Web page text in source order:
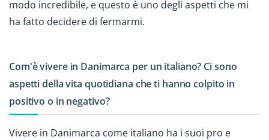
modo incredibile, e questo è uno degli aspetti che mi
ha fatto decidere di fermarmi.
Com'è vivere in Danimarca per un italiano? Ci sono
aspetti della vita quotidiana che ti hanno colpito in
positivo o in negativo?
Vivere in Danimarca come italiano ha i suoi pro e